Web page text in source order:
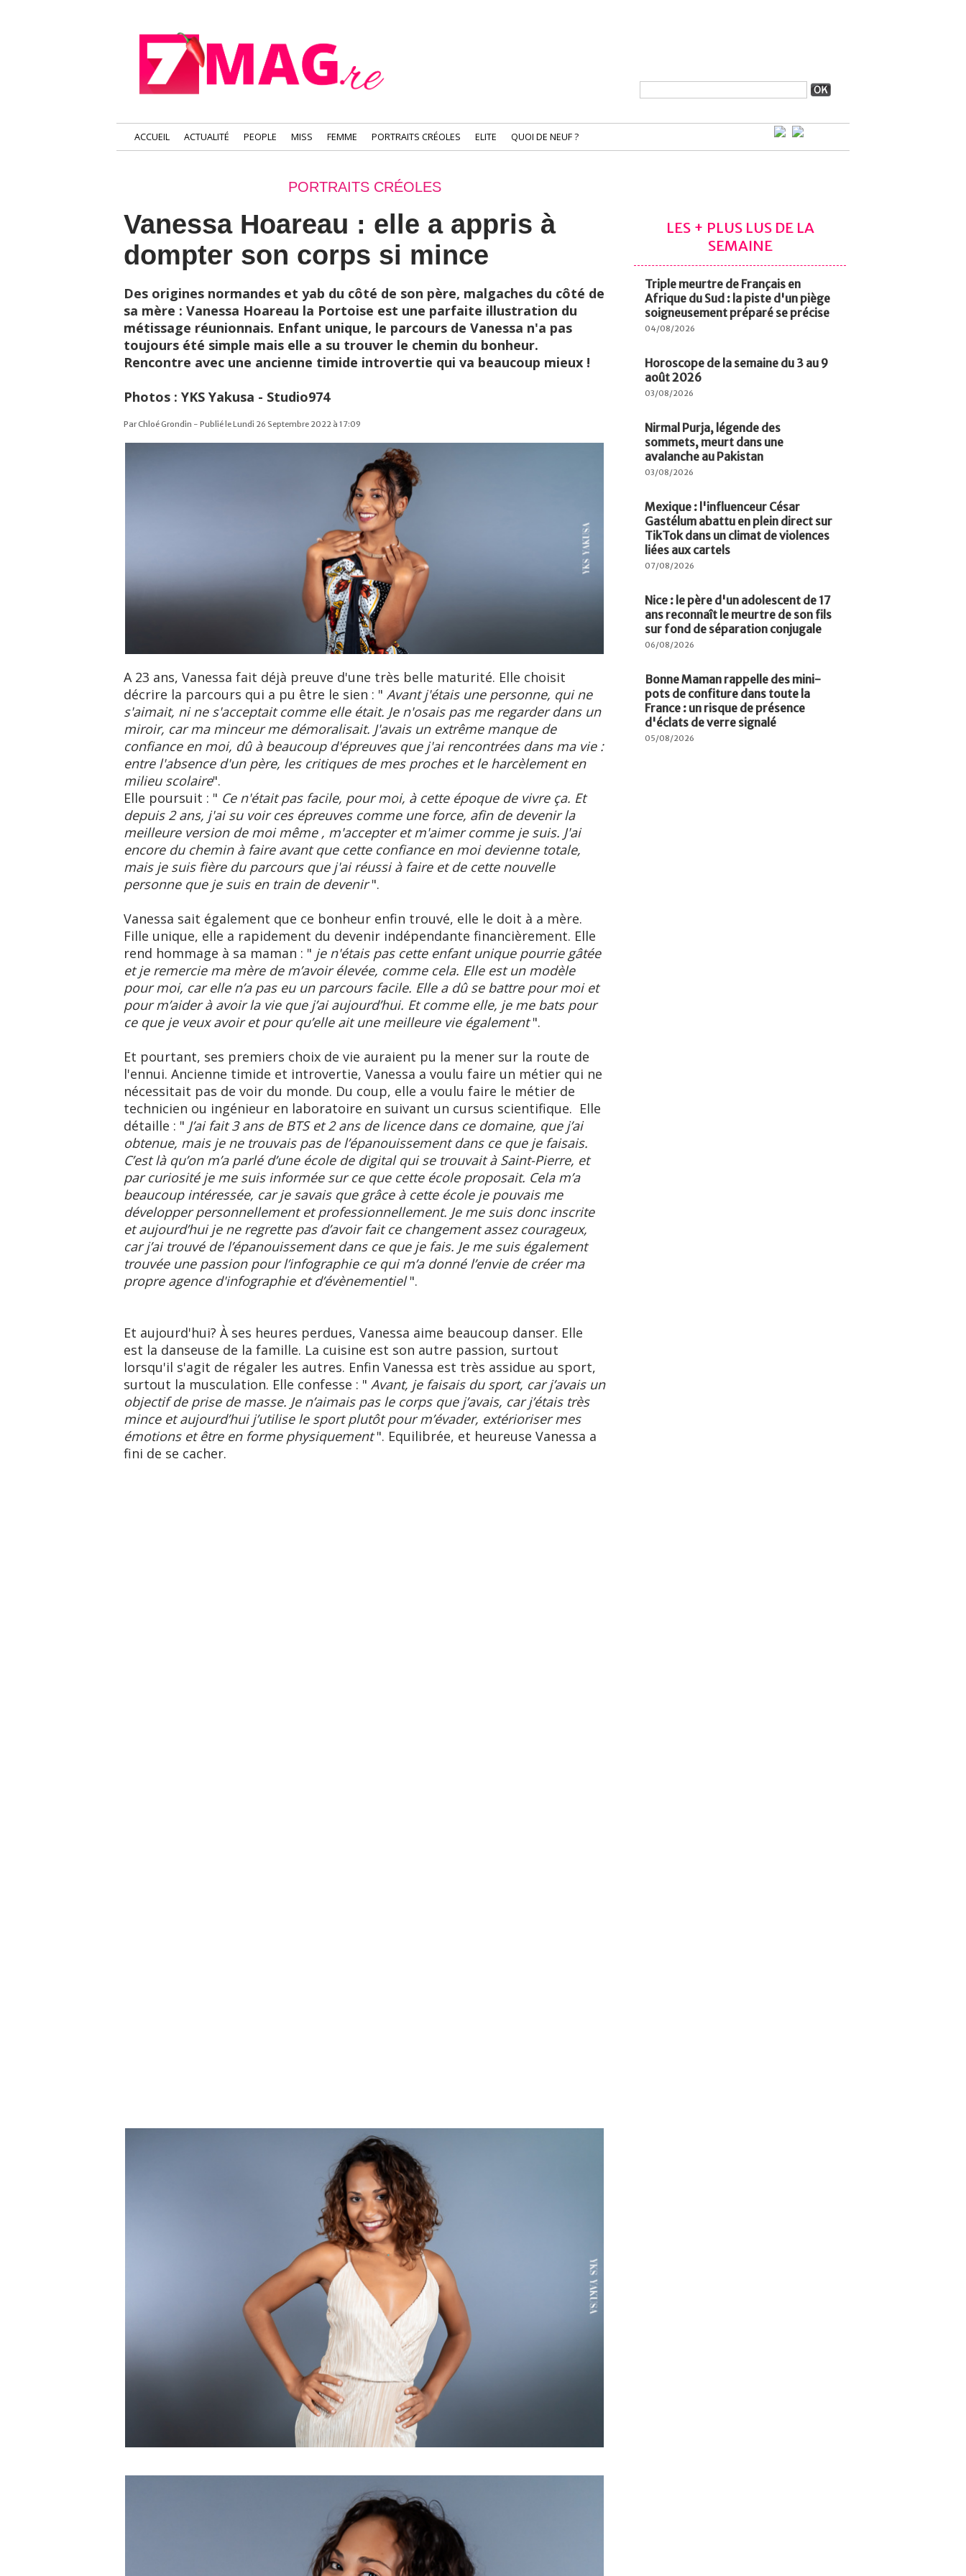
ACCUEIL ACTUALITÉ PEOPLE MISS FEMME PORTRAITS CRÉOLES ELITE QUOI DE NEUF ?
PORTRAITS CRÉOLES
Vanessa Hoareau : elle a appris à
dompter son corps si mince
Des origines normandes et yab du côté de son père, malgaches du côté de
sa mère : Vanessa Hoareau la Portoise est une parfaite illustration du
métissage réunionnais. Enfant unique, le parcours de Vanessa n'a pas
toujours été simple mais elle a su trouver le chemin du bonheur.
Rencontre avec une ancienne timide introvertie qui va beaucoup mieux !
Photos : YKS Yakusa - Studio974
Par Chloé Grondin - Publié le Lundi 26 Septembre 2022 à 17:09
A 23 ans, Vanessa fait déjà preuve d'une très belle maturité. Elle choisit
décrire la parcours qui a pu être le sien : " Avant j'étais une personne, qui ne
s'aimait, ni ne s'acceptait comme elle était. Je n'osais pas me regarder dans un
miroir, car ma minceur me démoralisait. J'avais un extrême manque de
confiance en moi, dû à beaucoup d'épreuves que j'ai rencontrées dans ma vie :
entre l'absence d'un père, les critiques de mes proches et le harcèlement en
milieu scolaire".
Elle poursuit : " Ce n'était pas facile, pour moi, à cette époque de vivre ça. Et
depuis 2 ans, j'ai su voir ces épreuves comme une force, afin de devenir la
meilleure version de moi même , m'accepter et m'aimer comme je suis. J'ai
encore du chemin à faire avant que cette confiance en moi devienne totale,
mais je suis fière du parcours que j'ai réussi à faire et de cette nouvelle
personne que je suis en train de devenir".
Vanessa sait également que ce bonheur enfin trouvé, elle le doit à a mère.
Fille unique, elle a rapidement du devenir indépendante financièrement. Elle
rend hommage à sa maman : " je n'étais pas cette enfant unique pourrie gâtée
et je remercie ma mère de m’avoir élevée, comme cela. Elle est un modèle
pour moi, car elle n’a pas eu un parcours facile. Elle a dû se battre pour moi et
pour m’aider à avoir la vie que j’ai aujourd’hui. Et comme elle, je me bats pour
ce que je veux avoir et pour qu’elle ait une meilleure vie également".
Et pourtant, ses premiers choix de vie auraient pu la mener sur la route de
l'ennui. Ancienne timide et introvertie, Vanessa a voulu faire un métier qui ne
nécessitait pas de voir du monde. Du coup, elle a voulu faire le métier de
technicien ou ingénieur en laboratoire en suivant un cursus scientifique. Elle
détaille : " J’ai fait 3 ans de BTS et 2 ans de licence dans ce domaine, que j’ai
obtenue, mais je ne trouvais pas de l’épanouissement dans ce que je faisais.
C’est là qu’on m’a parlé d’une école de digital qui se trouvait à Saint-Pierre, et
par curiosité je me suis informée sur ce que cette école proposait. Cela m’a
beaucoup intéressée, car je savais que grâce à cette école je pouvais me
développer personnellement et professionnellement. Je me suis donc inscrite
et aujourd’hui je ne regrette pas d’avoir fait ce changement assez courageux,
car j’ai trouvé de l’épanouissement dans ce que je fais. Je me suis également
trouvée une passion pour l’infographie ce qui m’a donné l’envie de créer ma
propre agence d'infographie et d’évènementiel".
Et aujourd'hui? À ses heures perdues, Vanessa aime beaucoup danser. Elle
est la danseuse de la famille. La cuisine est son autre passion, surtout
lorsqu'il s'agit de régaler les autres. Enfin Vanessa est très assidue au sport,
surtout la musculation. Elle confesse : " Avant, je faisais du sport, car j’avais un
objectif de prise de masse. Je n’aimais pas le corps que j’avais, car j’étais très
mince et aujourd’hui j’utilise le sport plutôt pour m’évader, extérioriser mes
émotions et être en forme physiquement". Equilibrée, et heureuse Vanessa a
fini de se cacher.
LES + PLUS LUS DE LA
SEMAINE
Triple meurtre de Français en
Afrique du Sud : la piste d'un piège
soigneusement préparé se précise
04/08/2026
Horoscope de la semaine du 3 au 9
août 2026
03/08/2026
Nirmal Purja, légende des
sommets, meurt dans une
avalanche au Pakistan
03/08/2026
Mexique : l'influenceur César
Gastélum abattu en plein direct sur
TikTok dans un climat de violences
liées aux cartels
07/08/2026
Nice : le père d'un adolescent de 17
ans reconnaît le meurtre de son fils
sur fond de séparation conjugale
06/08/2026
Bonne Maman rappelle des mini-
pots de confiture dans toute la
France : un risque de présence
d'éclats de verre signalé
05/08/2026